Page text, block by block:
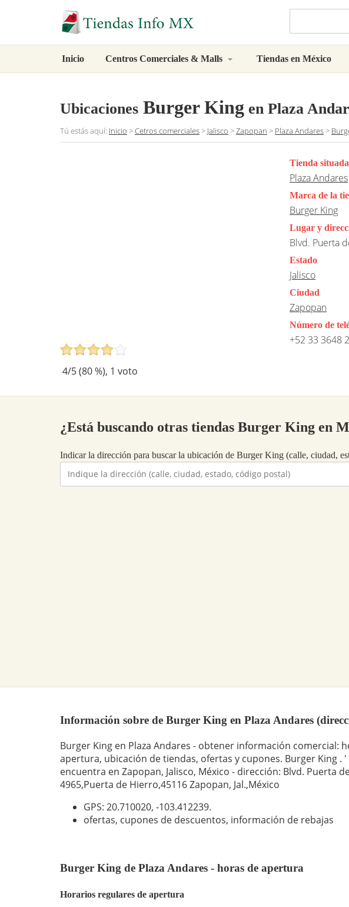
Inicio Centros Comerciales & Malls Tiendas en México
Ubicaciones Burger King en Plaza
Tú estás aquí: Inicio >Cetros comerciales> Jalisco >Zapopan > Plaza Andares>
4/5 (80%), 1 voto
Tienda
Plaza Andares
Marca de la
Burger King
Lugar y
Blvd. Puerta
Estado
Jalisco
Ciudad
Zapopan
Número de
+52 33 3648
¿Está buscando otras tiendas Burger King en
Indicar la dirección para buscar la ubicación de Burger King (calle, ciudad,
Información sobre de Burger King en Plaza Andares
Burger King en Plaza Andares - obtener información comercial:
apertura, ubicación de tiendas, ofertas y cupones. Burger King . '
encuentra en Zapopan, Jalisco, México - dirección: Blvd. Puerta
4965,Puerta de Hierro,45116 Zapopan, Jal.,México
GPS: 20.710020, -103.412239.
ofertas, cupones de descuentos, información de rebajas
Burger King de Plaza Andares - horas de apertura
Horarios regulares de apertura